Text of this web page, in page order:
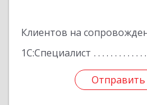
Клиентов на
1С:Специалист
Отправить
Отправить